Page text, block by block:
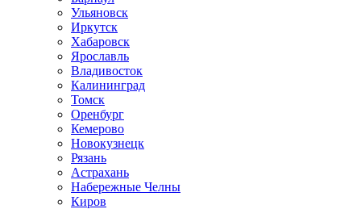
Ульяновск
Иркутск
Хабаровск
Ярославль
Владивосток
Калининград
Томск
Оренбург
Кемерово
Новокузнецк
Рязань
Астрахань
Набережные Челны
Киров